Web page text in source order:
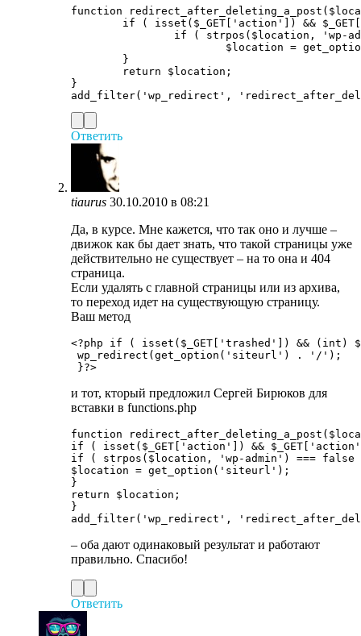
function
}
Ответить
tiaurus 30.10.2010 в 08:21
Да, в курсе. Мне кажется, что так оно и лучше –
движок как бы дает знать, что такой страницы уже
действительно не существует – на то она и 404
страница.
Если удалять с главной страницы или из архива,
то переход идет на существующую страницу.
Ваш метод
<?php if ( isset($_GET['trashed']) && (int)
wp_redirect(get_option('siteurl') . '/');
и тот, кторый предложил Сергей Бирюков для
вставки в functions.php
function
if ( isset($_GET['action']) &&
if ( strpos($location, 'wp-admin') === false
$location = get_option('siteurl');
}
return $location;
}
– оба дают одинаковый результат и работают
правильно. Спасибо!
Ответить